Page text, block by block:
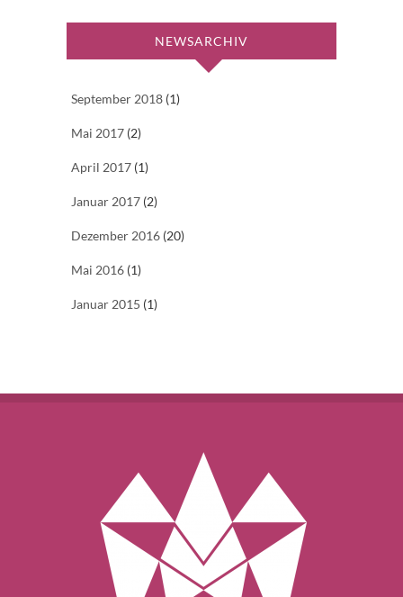
NEWSARCHIV
September 2018 (1)
Mai 2017 (2)
April 2017 (1)
Januar 2017 (2)
Dezember 2016 (20)
Mai 2016 (1)
Januar 2015 (1)